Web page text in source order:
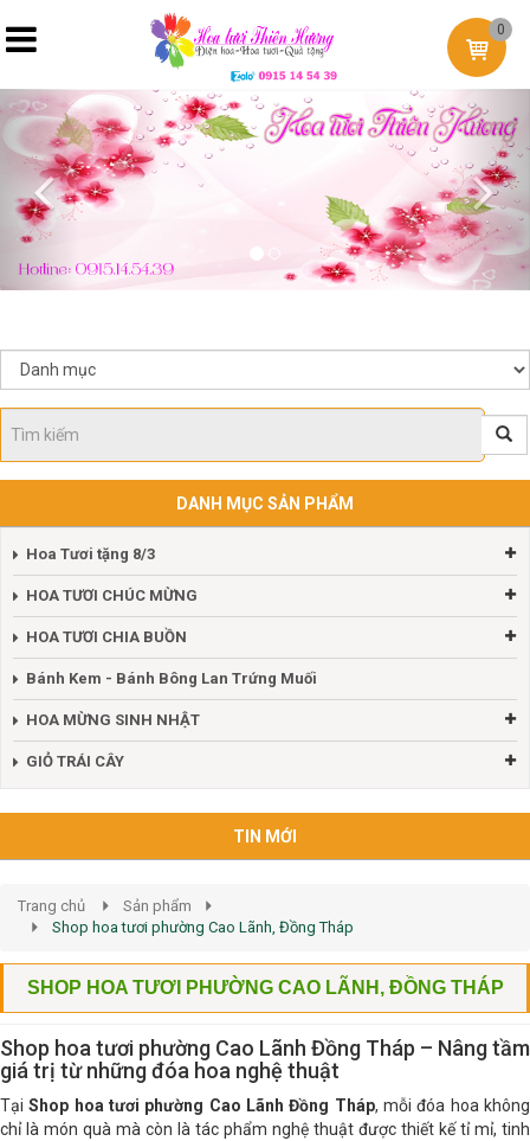
0
Previous
DANH MỤC SẢN PHẨM
Hoa Tươi tặng 8/3
HOA TƯƠI CHÚC MỪNG
HOA TƯƠI CHIA BUỒN
Bánh Kem - Bánh Bông Lan Trứng Muối
HOA MỪNG SINH NHẬT
GIỎ TRÁI CÂY
TIN MỚI
Trang chủ
Sản phẩm
Shop hoa tươi phường Cao Lãnh, Đồng Tháp
SHOP HOA TƯƠI PHƯỜNG CAO LÃNH, ĐỒNG THÁP
Shop hoa tươi phường Cao Lãnh Đồng Tháp – Nâng tầm
giá trị từ những đóa hoa nghệ thuật
TạiShop hoa tươi phường Cao Lãnh Đồng Tháp, mỗi đóa hoa không
chỉ là món quà mà còn là tác phẩm nghệ thuật được thiết kế tỉ mỉ, tinh